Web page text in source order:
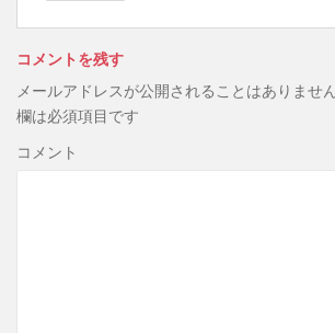
コメントを残す
メールアドレスが公開されることはありません
欄は必須項目です
コメント